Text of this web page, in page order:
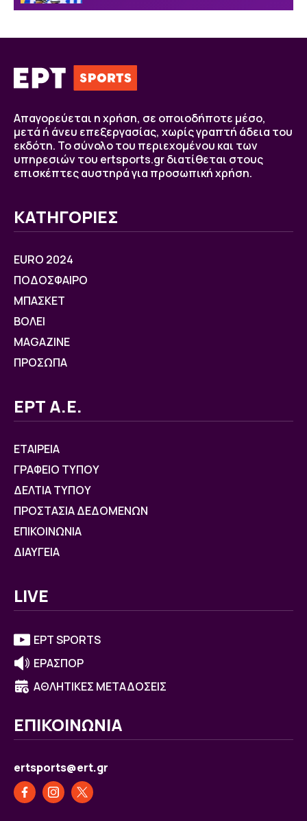
Απαγορεύεται η χρήση, σε οποιοδήποτε μέσο,
μετά ή άνευ επεξεργασίας, χωρίς γραπτή άδεια του
εκδότη. Το σύνολο του περιεχομένου και των
υπηρεσιών του ertsports.gr διατίθεται στους
επισκέπτες αυστηρά για προσωπική χρήση.
ΚΑΤΗΓΟΡΙΕΣ
EURO 2024
ΠΟΔΟΣΦΑΙΡΟ
ΜΠΑΣΚΕΤ
ΒOΛΕΙ
MAGAZINE
ΠΡΟΣΩΠΑ
ΕΡΤ Α.Ε.
ΕΤΑΙΡΕΙΑ
ΓΡΑΦΕΙΟ ΤΥΠΟΥ
ΔΕΛΤΙΑ ΤΥΠΟΥ
ΠΡΟΣΤΑΣΙΑ ΔΕΔΟΜΕΝΩΝ
ΕΠΙΚΟΙΝΩΝΙΑ
ΔΙΑΥΓΕΙΑ
LIVE
ΕΡΤ SPORTS
ΕΡΑΣΠΟΡ
ΑΘΛΗΤΙΚΕΣ ΜΕΤΑΔΟΣΕΙΣ
ΕΠΙΚΟΙΝΩΝΙΑ
ertsports@ert.gr